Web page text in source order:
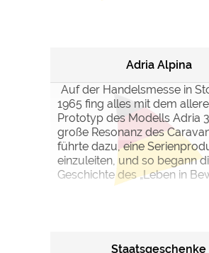
Adria Alpina
Auf der Handelsmesse in
1965 fing alles mit dem
Prototyp des Modells Adria
große Resonanz des
führte dazu, eine
einzuleiten, und so begann
Geschichte des „Leben in
Staatsgeschenke